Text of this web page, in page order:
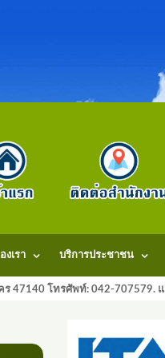
งเรา บริการประชาชน
โทรศัพท์: 042-707579. แ